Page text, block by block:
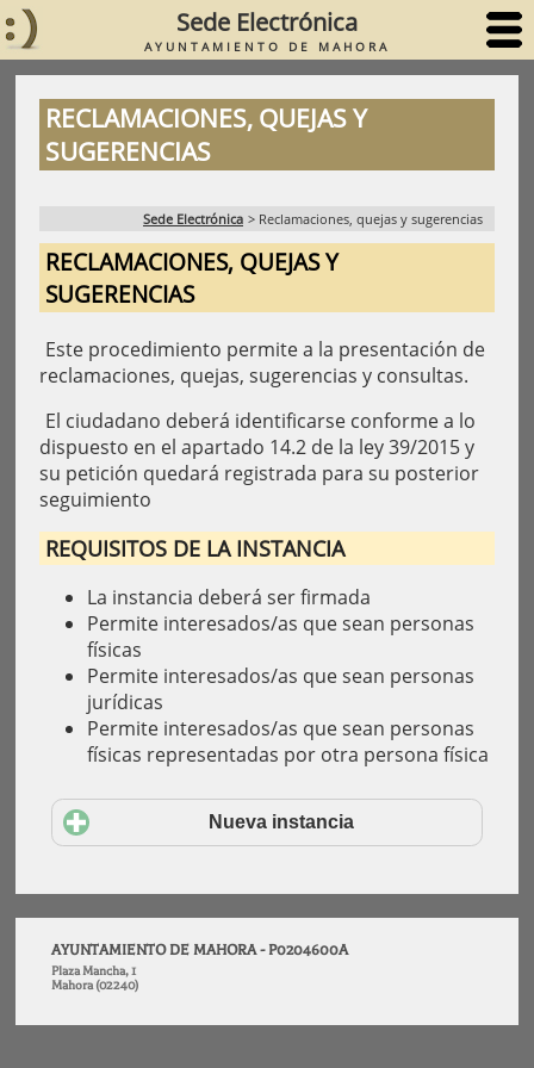
Sede Electrónica
AYUNTAMIENTO DE MAHORA
RECLAMACIONES, QUEJAS Y
SUGERENCIAS
Sede Electrónica > Reclamaciones, quejas y sugerencias
RECLAMACIONES, QUEJAS Y
SUGERENCIAS
Este procedimiento permite a la presentación de
reclamaciones, quejas, sugerencias y consultas.
El ciudadano deberá identificarse conforme a lo
dispuesto en el apartado 14.2 de la ley 39/2015 y
su petición quedará registrada para su posterior
seguimiento
REQUISITOS DE LA INSTANCIA
La instancia deberá ser firmada
Permite interesados/as que sean personas
físicas
Permite interesados/as que sean personas
jurídicas
Permite interesados/as que sean personas
físicas representadas por otra persona física
Nueva instancia
AYUNTAMIENTO DE MAHORA - P0204600A
Plaza Mancha, 1
Mahora (02240)